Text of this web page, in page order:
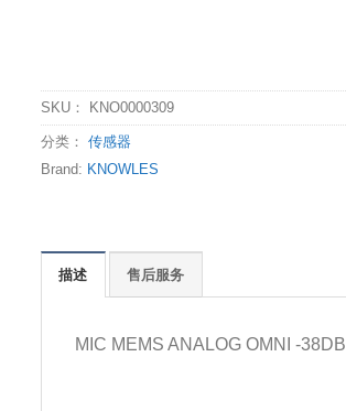
SKU： KNO0000309
分类： 传感器
Brand: KNOWLES
描述 售后服务
MIC MEMS ANALOG OMNI -38DB